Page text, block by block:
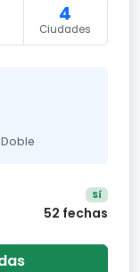
4
Ciudades
Sí
52 fechas